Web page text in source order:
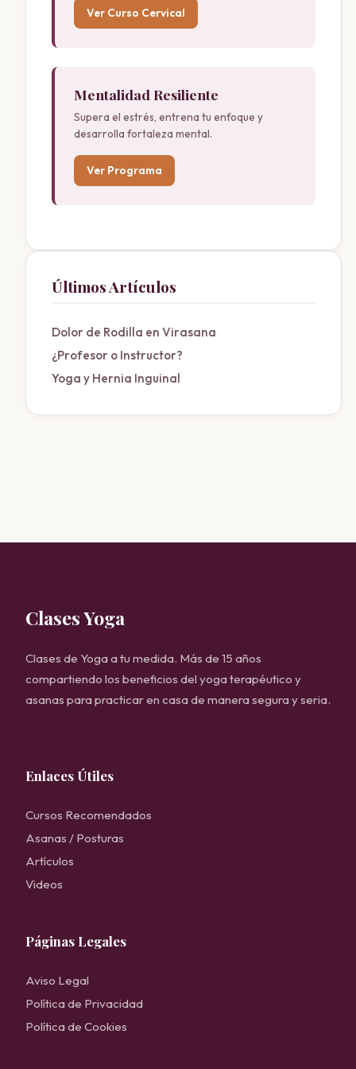
Ver Curso Cervical
Mentalidad Resiliente
Supera el estrés, entrena tu enfoque y
desarrolla fortaleza mental.
Ver Programa
Últimos Artículos
Dolor de Rodilla en Virasana
¿Profesor o Instructor?
Yoga y Hernia Inguinal
Clases Yoga
Clases de Yoga a tu medida. Más de 15 años
compartiendo los beneficios del yoga terapéutico y
asanas para practicar en casa de manera segura y seria.
Enlaces Útiles
Cursos Recomendados
Asanas / Posturas
Artículos
Videos
Páginas Legales
Aviso Legal
Política de Privacidad
Política de Cookies